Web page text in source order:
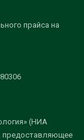
прайса на
(НИА
предоставляющее